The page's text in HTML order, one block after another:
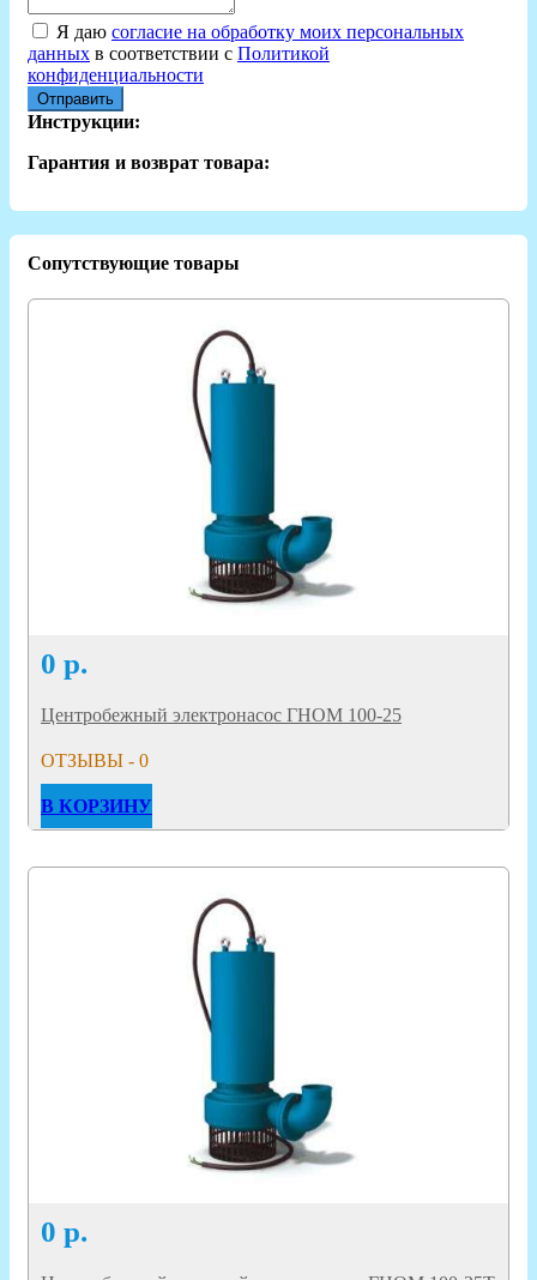
Я даю согласие на обработку моих персональных
данных в соответствии с Политикой
конфиденциальности
Отправить
Инструкции:
Гарантия и возврат товара:
Сопутствующие товары
0 р.
Центробежный электронасос ГНОМ 100-25
ОТЗЫВЫ - 0
В КОРЗИНУ
0 р.